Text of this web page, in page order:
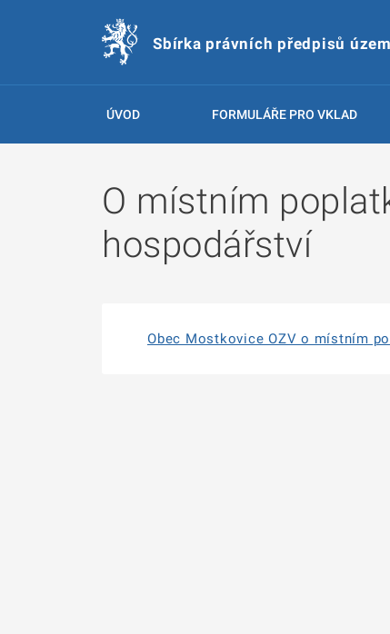
Sbírka právních předpisů
ÚVOD FORMULÁŘE PRO VKLAD
O místním
hospodářství
Obec Mostkovice OZV o místním